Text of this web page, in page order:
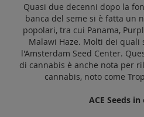
Quasi due decenni dopo la
banca del seme si è fatta un
popolari, tra cui Panama,
Malawi Haze. Molti dei
l'Amsterdam Seed Center.
di cannabis è anche nota per
cannabis, noto come
ACE Seeds